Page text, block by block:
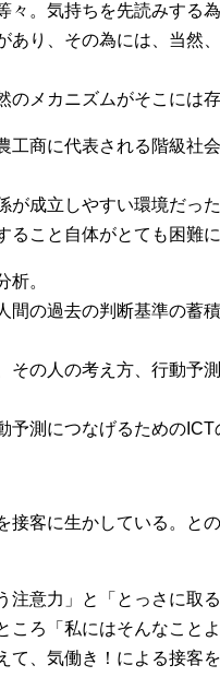
。気持ちを先読みする
り、その為には、当然
メカニズムがそこには存
商に代表される階級社
成立しやすい環境だっ
こと自体がとても困難に
。
の過去の判断基準の蓄
の人の考え方、行動予測
測につなげるためのICT
客に生かしている。と
意力」と「とっさに取
ろ「私にはそんなこと
て、気働き！による接客